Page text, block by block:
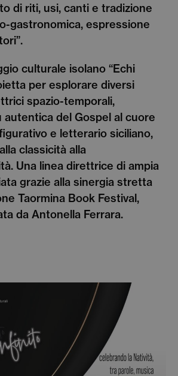
di riti, usi, canti e tradizione
gastronomica, espressione
culturale isolano “Echi
per esplorare diversi
spazio-temporali,
autentica del Gospel al cuore
e letterario siciliano,
classicità alla
Una linea direttrice di ampia
grazie alla sinergia stretta
Taormina Book Festival,
da Antonella Ferrara.